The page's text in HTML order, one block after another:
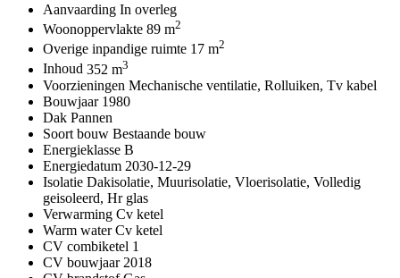
Aanvaarding In overleg
Woonoppervlakte 89 m2
Overige inpandige ruimte 17 m2
Inhoud 352 m3
Voorzieningen Mechanische ventilatie, Rolluiken, Tv kabel
Bouwjaar 1980
Dak Pannen
Soort bouw Bestaande bouw
Energieklasse B
Energiedatum 2030-12-29
Isolatie Dakisolatie, Muurisolatie, Vloerisolatie, Volledig
geisoleerd, Hr glas
Verwarming Cv ketel
Warm water Cv ketel
CV combiketel 1
CV bouwjaar 2018